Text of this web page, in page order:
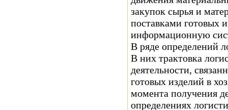
закупок сырья и
поставками готовых
информационную
В ряде определений
В них трактовка
деятельности,
готовых изделий в
момента получения
определениях